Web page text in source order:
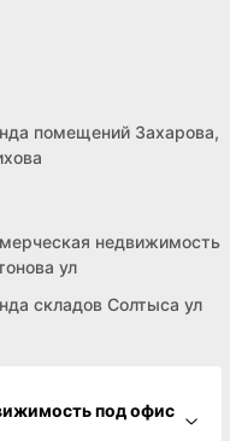
помещений Захарова,
недвижимость
ул
складов Солтыса ул
под офис